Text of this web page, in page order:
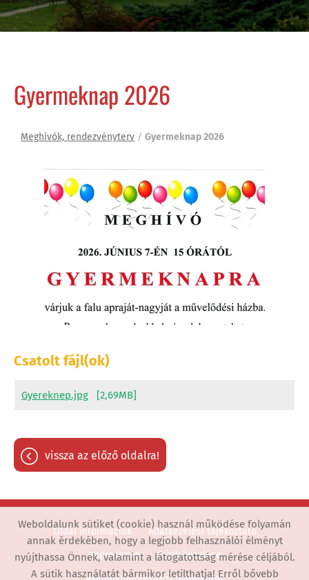
Gyermeknap 2026
Meghívók, rendezvényterv / Gyermeknap 2026
Csatolt fájl(ok)
Gyereknep.jpg [2,69MB]
vissza az előző oldalra!
Oldal információk
Adatkezelési tájékoztató
Impresszum
Sütik kezelése
Weboldalunk sütiket (cookie) használ működése folyamán
annak érdekében, hogy a legjobb felhasználói élményt
nyújthassa Önnek, valamint a látogatottság mérése céljából.
A sütik használatát bármikor letilthatja! Erről bővebb